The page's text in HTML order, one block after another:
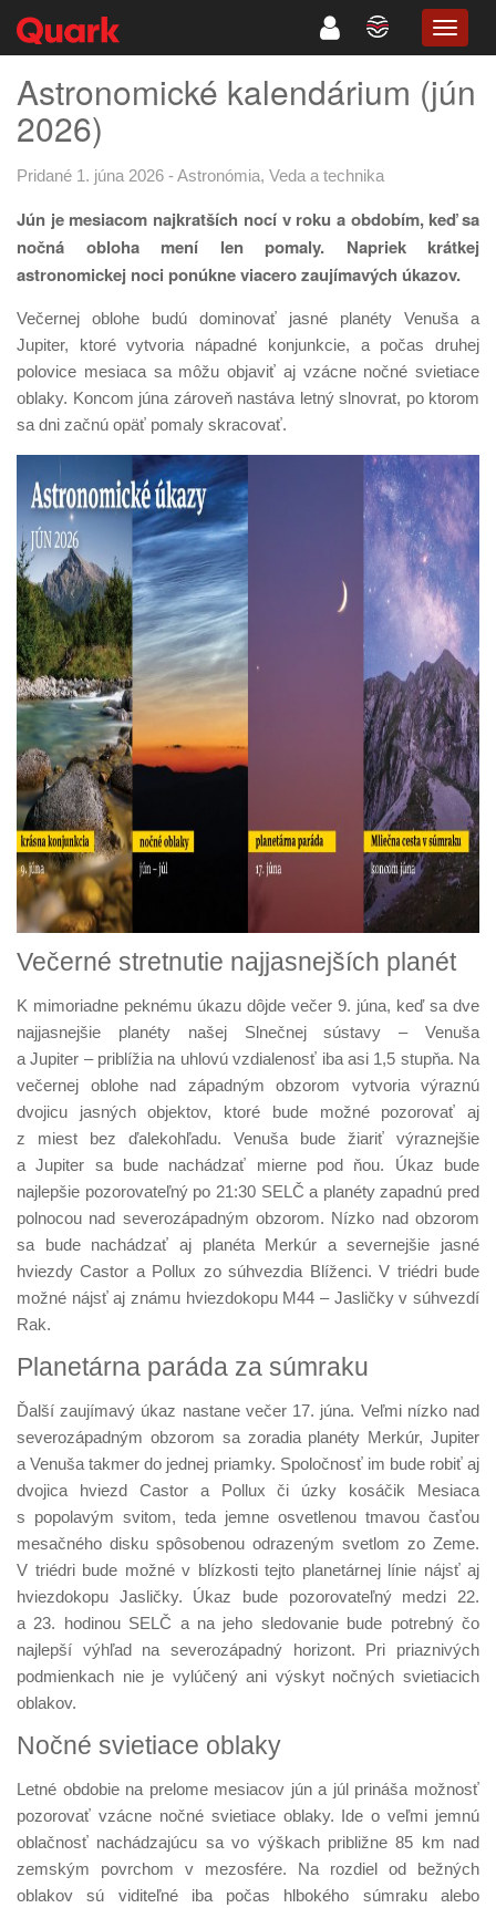
Astronomické kalendárium (jún
2026)
Pridané 1. júna 2026 -Astronómia, Veda a technika
Jún je mesiacom najkratších nocí v roku a obdobím, keď sa
nočná obloha mení len pomaly. Napriek krátkej
astronomickej noci ponúkne viacero zaujímavých úkazov.
Večernej oblohe budú dominovať jasné planéty Venuša a
Jupiter, ktoré vytvoria nápadné konjunkcie, a počas druhej
polovice mesiaca sa môžu objaviť aj vzácne nočné svietiace
oblaky. Koncom júna zároveň nastáva letný slnovrat, po ktorom
sa dni začnú opäť pomaly skracovať.
Večerné stretnutie najjasnejších planét
K mimoriadne peknému úkazu dôjde večer 9. júna, keď sa dve
najjasnejšie planéty našej Slnečnej sústavy – Venuša
a Jupiter – priblížia na uhlovú vzdialenosť iba asi 1,5 stupňa. Na
večernej oblohe nad západným obzorom vytvoria výraznú
dvojicu jasných objektov, ktoré bude možné pozorovať aj
z miest bez ďalekohľadu. Venuša bude žiariť výraznejšie
a Jupiter sa bude nachádzať mierne pod ňou. Úkaz bude
najlepšie pozorovateľný po 21:30 SELČ a planéty zapadnú pred
polnocou nad severozápadným obzorom. Nízko nad obzorom
sa bude nachádzať aj planéta Merkúr a severnejšie jasné
hviezdy Castor a Pollux zo súhvezdia Blíženci. V triédri bude
možné nájsť aj známu hviezdokopu M44 – Jasličky v súhvezdí
Rak.
Planetárna paráda za súmraku
Ďalší zaujímavý úkaz nastane večer 17. júna. Veľmi nízko nad
severozápadným obzorom sa zoradia planéty Merkúr, Jupiter
a Venuša takmer do jednej priamky. Spoločnosť im bude robiť aj
dvojica hviezd Castor a Pollux či úzky kosáčik Mesiaca
s popolavým svitom, teda jemne osvetlenou tmavou časťou
mesačného disku spôsobenou odrazeným svetlom zo Zeme.
V triédri bude možné v blízkosti tejto planetárnej línie nájsť aj
hviezdokopu Jasličky. Úkaz bude pozorovateľný medzi 22.
a 23. hodinou SELČ a na jeho sledovanie bude potrebný čo
najlepší výhľad na severozápadný horizont. Pri priaznivých
podmienkach nie je vylúčený ani výskyt nočných svietiacich
oblakov.
Nočné svietiace oblaky
Letné obdobie na prelome mesiacov jún a júl prináša možnosť
pozorovať vzácne nočné svietiace oblaky. Ide o veľmi jemnú
oblačnosť nachádzajúcu sa vo výškach približne 85 km nad
zemským povrchom v mezosfére. Na rozdiel od bežných
oblakov sú viditeľné iba počas hlbokého súmraku alebo